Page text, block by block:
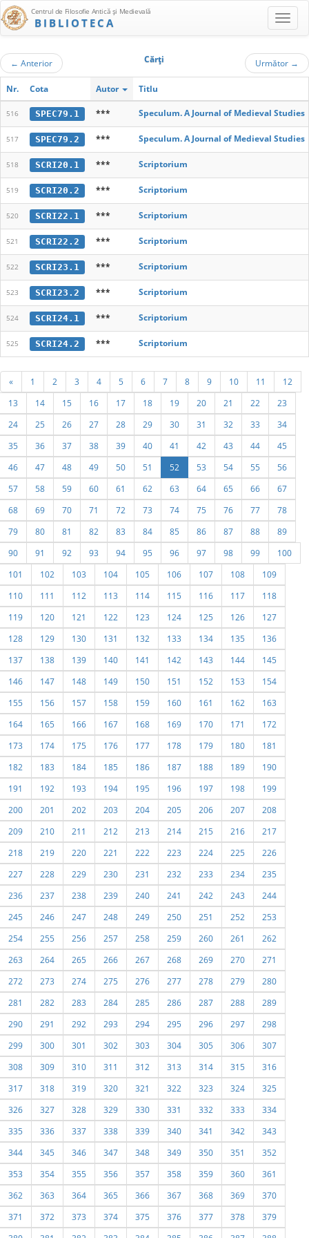
Centrul de Filosofie Antică şi Medievală
BIBLIOTECA
← Anterior Cărţi Următor →
Nr. Cota Autor Titlu
516 SPEC79.1 *** Speculum. A Journal of Medieval Studies
517 SPEC79.2 *** Speculum. A Journal of Medieval Studies
518 SCRI20.1 *** Scriptorium
519 SCRI20.2 *** Scriptorium
520 SCRI22.1 *** Scriptorium
521 SCRI22.2 *** Scriptorium
522 SCRI23.1 *** Scriptorium
523 SCRI23.2 *** Scriptorium
524 SCRI24.1 *** Scriptorium
525 SCRI24.2 *** Scriptorium
« 1 2 3 4 5 6 7 8 9 10 11
12
13
14 15 16 17 18 19 20 21 22
23
24
25 26 27 28 29 30 31 32 33
34
35
36 37 38 39 40 41 42 43 44
45
46
47 48 49 50 51 52 53 54 55
56
57
58 59 60 61 62 63 64 65 66
67
68
69 70 71 72 73 74 75 76 77
78
79
80 81 82 83 84 85 86 87 88
89
90
91 92 93 94 95 96 97 98 99
100
101
102 103 104 105 106 107 108
109
110
111 112 113 114 115 116 117
118
119
120 121 122 123 124 125 126
127
128
129 130 131 132 133 134 135
136
137
138 139 140 141 142 143 144
145
146
147 148 149 150 151 152 153
154
155
156 157 158 159 160 161 162
163
164
165 166 167 168 169 170 171
172
173
174 175 176 177 178 179 180
181
182
183 184 185 186 187 188 189
190
191
192 193 194 195 196 197 198
199
200
201 202 203 204 205 206 207
208
209
210 211 212 213 214 215 216
217
218
219 220 221 222 223 224 225
226
227
228 229 230 231 232 233 234
235
236
237 238 239 240 241 242 243
244
245
246 247 248 249 250 251 252
253
254
255 256 257 258 259 260 261
262
263
264 265 266 267 268 269 270
271
272
273 274 275 276 277 278 279
280
281
282 283 284 285 286 287 288
289
290
291 292 293 294 295 296 297
298
299
300 301 302 303 304 305 306
307
308
309 310 311 312 313 314 315
316
317
318 319 320 321 322 323 324
325
326
327 328 329 330 331 332 333
334
335
336 337 338 339 340 341 342
343
344
345 346 347 348 349 350 351
352
353
354 355 356 357 358 359 360
361
362
363 364 365 366 367 368 369
370
371
372 373 374 375 376 377 378
379